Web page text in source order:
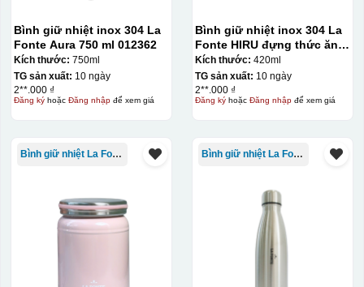
Bình giữ nhiệt inox 304 La
Fonte Aura 750 ml 012362
Kích thước: 750ml
TG sản xuất: 10 ngày
2**.000 ₫
Đăng kýhoặc Đăng nhậpđể xem giá
Bình giữ nhiệt inox 304 La
Fonte HIRU đựng thức ăn
420 ml – 012348
Kích thước: 420ml
TG sản xuất: 10 ngày
2**.000 ₫
Đăng kýhoặc Đăng nhậpđể xem giá
Bình giữ nhiệt La Fonte Bình giữ nhiệt La Fonte